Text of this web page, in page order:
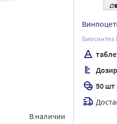
В наличии
Биосинтез
50 шт